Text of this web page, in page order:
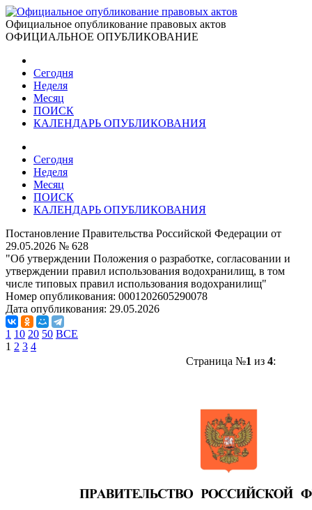
Официальное опубликование правовых актов
ОФИЦИАЛЬНОЕ ОПУБЛИКОВАНИЕ
Сегодня
Неделя
Месяц
ПОИСК
КАЛЕНДАРЬ ОПУБЛИКОВАНИЯ
Сегодня
Неделя
Месяц
ПОИСК
КАЛЕНДАРЬ ОПУБЛИКОВАНИЯ
Постановление Правительства Российской Федерации от
29.05.2026 № 628
"Об утверждении Положения о разработке, согласовании и
утверждении правил использования водохранилищ, в том
числе типовых правил использования водохранилищ"
Номер опубликования: 0001202605290078
Дата опубликования: 29.05.2026
1 10 20 50 ВСЕ
1 2 3 4
Страница №1 из 4: